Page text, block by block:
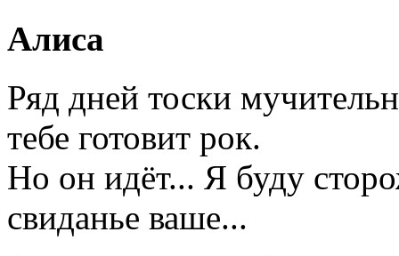
Алиса
Ряд дней тоски
тебе готовит рок.
Но он идёт... Я буду
свиданье ваше...